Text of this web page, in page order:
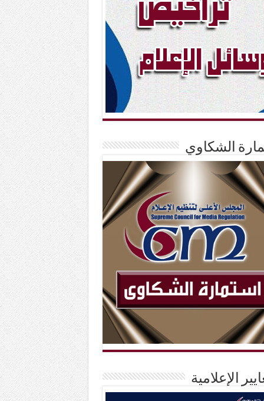
الشكاوي
الإعلامية